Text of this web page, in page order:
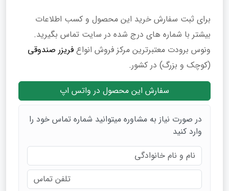
برای ثبت سفارش خرید این محصول و کسب اطلاعات
بیشتر با شماره های درج شده در سایت تماس بگیرید.
ونوس برودت معتبرترین مرکز فروش انواع فریزر صندوقی
(کوچک و بزرگ) در کشور.
سفارش این محصول در واتس اپ
در صورت نیاز به مشاوره میتوانید شماره تماس خود را
وارد کنید